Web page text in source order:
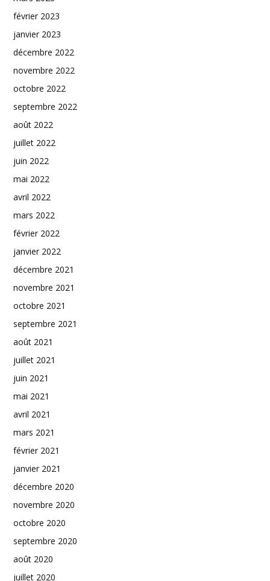
février 2023
janvier 2023
décembre 2022
novembre 2022
octobre 2022
septembre 2022
août 2022
juillet 2022
juin 2022
mai 2022
avril 2022
mars 2022
février 2022
janvier 2022
décembre 2021
novembre 2021
octobre 2021
septembre 2021
août 2021
juillet 2021
juin 2021
mai 2021
avril 2021
mars 2021
février 2021
janvier 2021
décembre 2020
novembre 2020
octobre 2020
septembre 2020
août 2020
juillet 2020